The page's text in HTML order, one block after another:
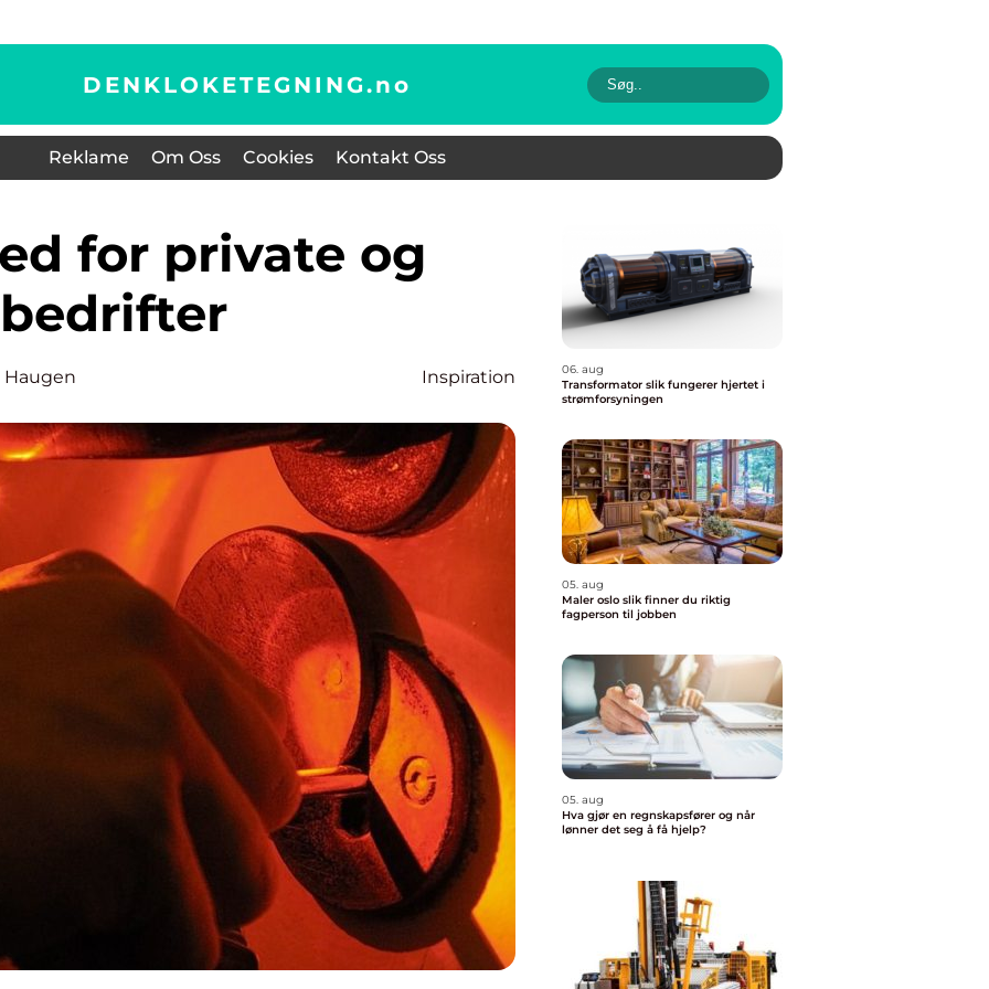
DENKLOKETEGNING.no
Reklame Om Oss Cookies Kontakt Oss
bedrifter
Haugen Inspiration
06. aug
Transformator slik fungerer hjertet i
strømforsyningen
05. aug
Maler oslo slik finner du riktig
fagperson til jobben
05. aug
Hva gjør en regnskapsfører og når
lønner det seg å få hjelp?